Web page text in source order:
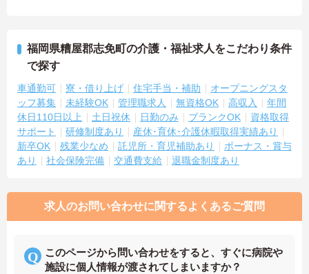
福岡県糟屋郡志免町の介護・福祉求人をこだわり条件
で探す
車通勤可 寮・借り上げ 住宅手当・補助
オープニングスタ
ッフ募集
未経験OK 管理職求人 無資格OK 高収入
年間
休日110日以上
土日祝休 日勤のみ ブランクOK
資格取得
サポート
研修制度あり
産休･育休･介護休暇取得実績あり
新卒OK
残業少なめ 託児所・育児補助あり
ボーナス・賞与
あり
社会保険完備 交通費支給 退職金制度あり
求人のお問い合わせに関するよくあるご質問
このページから問い合わせをすると、すぐに病院や
施設に個人情報が渡されてしまいますか？